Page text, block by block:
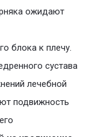
ожидают
блока к плечу.
сустава
лечебной
подвижность